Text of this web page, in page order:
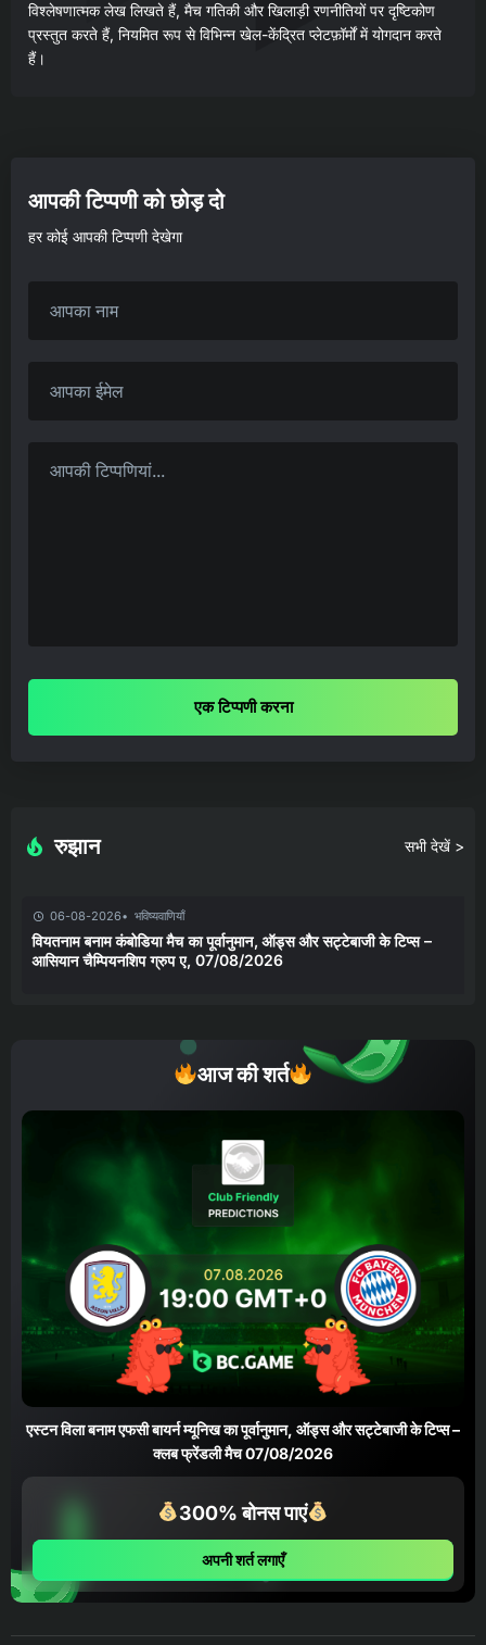
विश्लेषणात्मक लेख लिखते हैं, मैच गतिकी और खिलाड़ी रणनीतियों पर दृष्टिकोण
प्रस्तुत करते हैं, नियमित रूप से विभिन्न खेल-केंद्रित प्लेटफ़ॉर्मों में योगदान करते
हैं।
आपकी टिप्पणी को छोड़ दो
हर कोई आपकी टिप्पणी देखेगा
एक टिप्पणी करना
रुझान सभी देखें >
06-08-2026 भविष्यवाणियाँ
वियतनाम बनाम कंबोडिया मैच का पूर्वानुमान, ऑड्स और सट्टेबाजी के टिप्स –
आसियान चैम्पियनशिप ग्रुप ए, 07/08/2026
आज की शर्त
एस्टन विला बनाम एफसी बायर्न म्यूनिख का पूर्वानुमान, ऑड्स और सट्टेबाजी के टिप्स –
क्लब फ्रेंडली मैच 07/08/2026
300% बोनस पाएं
अपनी शर्त लगाएँ